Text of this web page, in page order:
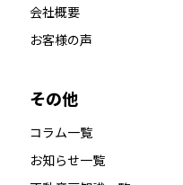
会社概要
お客様の声
その他
コラム一覧
お知らせ一覧